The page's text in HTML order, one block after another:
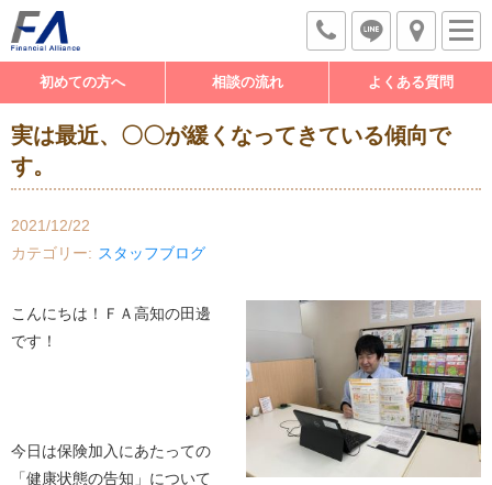
初めての方へ 相談の流れ よくある質問
実は最近、〇〇が緩くなってきている傾向で
す。
2021/12/22
カテゴリー
スタッフブログ
こんにちは！ＦＡ高知の田邊
です！
今日は保険加入にあたっての
「健康状態の告知」について